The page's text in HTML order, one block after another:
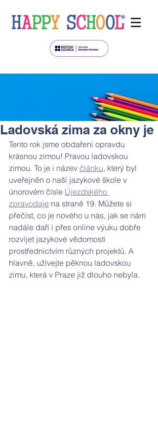
Ladovská zima za okny je
Tento rok jsme obdařeni opravdu
krásnou zimou! Pravou ladovskou
zimou. To je i název článku, který byl
uveřejněn o naší jazykové škole v
únorovém čísle Újezdského
zpravodaje na straně 19. Můžete si
přečíst, co je nového u nás, jak se nám
nadále daří i přes online výuku dobře
rozvíjet jazykové vědomosti
prostřednictvím různých projektů. A
hlavně, užívejte pěknou ladovskou
zimu, která v Praze již dlouho nebyla.